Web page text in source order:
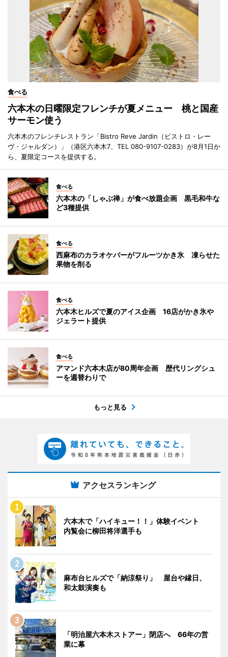
食べる
六本木の日曜限定フレンチが夏メニュー 桃と国産
サーモン使う
六本木のフレンチレストラン「Bistro Reve Jardin（ビストロ・レー
ヴ・ジャルダン）」（港区六本木7、TEL 080-9107-0283）が8月1日か
ら、夏限定コースを提供する。
食べる
六本木の「しゃぶ禅」が食べ放題企画 黒毛和牛な
ど3種提供
食べる
西麻布のカラオケバーがフルーツかき氷 凍らせた
果物を削る
食べる
六本木ヒルズで夏のアイス企画 16店がかき氷や
ジェラート提供
食べる
アマンド六本木店が80周年企画 歴代リングシュ
ーを週替わりで
もっと見る
アクセスランキング
六本木で「ハイキュー！！」体験イベント
内覧会に柳田将洋選手も
麻布台ヒルズで「納涼祭り」 屋台や縁日、
和太鼓演奏も
「明治屋六本木ストアー」閉店へ 66年の営
業に幕